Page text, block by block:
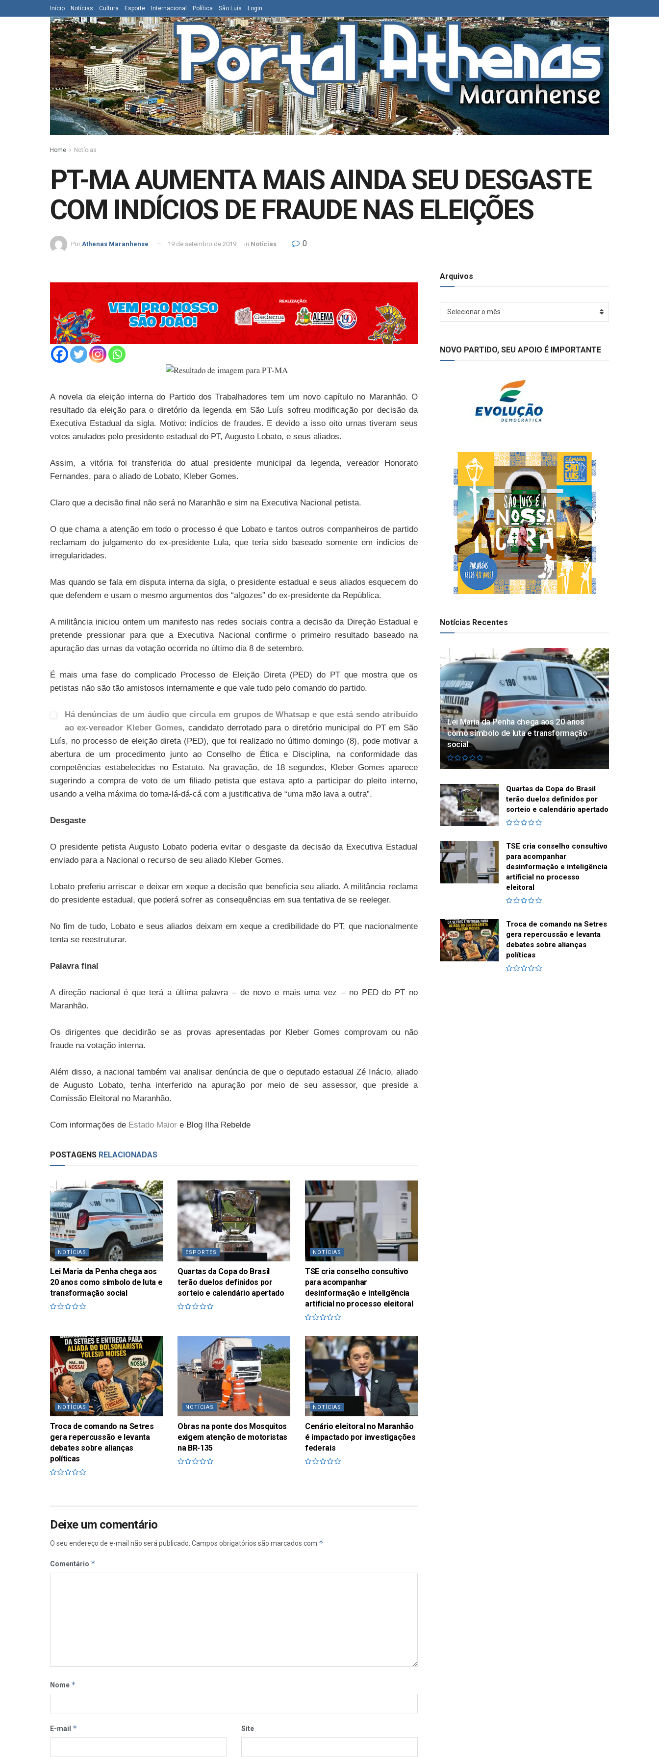
Início Notícias Cultura Esporte Internacional Política São Luís Login
Home Notícias
PT-MA AUMENTA MAIS AINDA SEU DESGASTE
COM INDÍCIOS DE FRAUDE NAS ELEIÇÕES
Por Athenas Maranhense 19 de setembro de 2019 in Notícias 0
A novela da eleição interna do Partido dos Trabalhadores tem um novo capítulo no Maranhão. O
resultado da eleição para o diretório da legenda em São Luís sofreu modificação por decisão da
Executiva Estadual da sigla. Motivo: indícios de fraudes. E devido a isso oito urnas tiveram seus
votos anulados pelo presidente estadual do PT, Augusto Lobato, e seus aliados.
Assim, a vitória foi transferida do atual presidente municipal da legenda, vereador Honorato
Fernandes, para o aliado de Lobato, Kleber Gomes.
Claro que a decisão final não será no Maranhão e sim na Executiva Nacional petista.
O que chama a atenção em todo o processo é que Lobato e tantos outros companheiros de partido
reclamam do julgamento do ex-presidente Lula, que teria sido baseado somente em indícios de
irregularidades.
Mas quando se fala em disputa interna da sigla, o presidente estadual e seus aliados esquecem do
que defendem e usam o mesmo argumentos dos “algozes” do ex-presidente da República.
A militância iniciou ontem um manifesto nas redes sociais contra a decisão da Direção Estadual e
pretende pressionar para que a Executiva Nacional confirme o primeiro resultado baseado na
apuração das urnas da votação ocorrida no último dia 8 de setembro.
É mais uma fase do complicado Processo de Eleição Direta (PED) do PT que mostra que os
petistas não são tão amistosos internamente e que vale tudo pelo comando do partido.
Há denúncias de um áudio que circula em grupos de Whatsap e que está sendo atribuído
ao ex-vereador Kleber Gomes, candidato derrotado para o diretório municipal do PT em São
Luís, no processo de eleição direta (PED), que foi realizado no último domingo (8), pode motivar a
abertura de um procedimento junto ao Conselho de Ética e Disciplina, na conformidade das
competências estabelecidas no Estatuto. Na gravação, de 18 segundos, Kleber Gomes aparece
sugerindo a compra de voto de um filiado petista que estava apto a participar do pleito interno,
usando a velha máxima do toma-lá-dá-cá com a justificativa de “uma mão lava a outra”.
Desgaste
O presidente petista Augusto Lobato poderia evitar o desgaste da decisão da Executiva Estadual
enviado para a Nacional o recurso de seu aliado Kleber Gomes.
Lobato preferiu arriscar e deixar em xeque a decisão que beneficia seu aliado. A militância reclama
do presidente estadual, que poderá sofrer as consequências em sua tentativa de se reeleger.
No fim de tudo, Lobato e seus aliados deixam em xeque a credibilidade do PT, que nacionalmente
tenta se reestruturar.
Palavra final
A direção nacional é que terá a última palavra – de novo e mais uma vez – no PED do PT no
Maranhão.
Os dirigentes que decidirão se as provas apresentadas por Kleber Gomes comprovam ou não
fraude na votação interna.
Além disso, a nacional também vai analisar denúncia de que o deputado estadual Zé Inácio, aliado
de Augusto Lobato, tenha interferido na apuração por meio de seu assessor, que preside a
Comissão Eleitoral no Maranhão.
Com informações de Estado Maior e Blog Ilha Rebelde
POSTAGENS RELACIONADAS
NOTÍCIAS
Lei Maria da Penha chega aos
20 anos como símbolo de luta e
transformação social
ESPORTES
Quartas da Copa do Brasil
terão duelos definidos por
sorteio e calendário apertado
NOTÍCIAS
TSE cria conselho consultivo
para acompanhar
desinformação e inteligência
artificial no processo eleitoral
NOTÍCIAS
Troca de comando na Setres
gera repercussão e levanta
debates sobre alianças
políticas
NOTÍCIAS
Obras na ponte dos Mosquitos
exigem atenção de motoristas
na BR-135
NOTÍCIAS
Cenário eleitoral no Maranhão
é impactado por investigações
federais
Deixe um comentário
O seu endereço de e-mail não será publicado. Campos obrigatórios são marcados com *
Comentário *
Nome *
E-mail * Site
Arquivos
Arquivos
Selecionar o mês
NOVO PARTIDO, SEU APOIO É IMPORTANTE
Notícias Recentes
Lei Maria da Penha chega aos 20 anos
como símbolo de luta e transformação
social
Quartas da Copa do Brasil
terão duelos definidos por
sorteio e calendário apertado
TSE cria conselho consultivo
para acompanhar
desinformação e inteligência
artificial no processo
eleitoral
Troca de comando na Setres
gera repercussão e levanta
debates sobre alianças
políticas